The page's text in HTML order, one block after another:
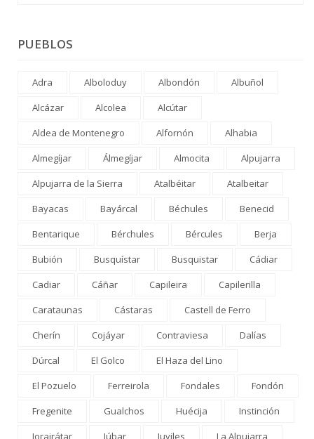
PUEBLOS
Adra Alboloduy Albondón
Albuñol
Alcázar
Alcolea
Alcútar
Aldea de Montenegro
Alfornón
Alhabia
Almegíjar
Álmegíjar Almocita
Alpujarra
Alpujarra de la Sierra
Atalbéitar
Atalbeitar
Bayacas
Bayárcal Béchules
Benecid
Bentarique
Bérchules Bércules
Berja
Bubión
Busquístar Busquistar
Cádiar
Cadiar
Cáñar Capileira
Capilerilla
Carataunas
Cástaras
Castell de Ferro
Cherín
Cojáyar Contraviesa
Dalías
Dúrcal
El Golco
El Haza del Lino
El Pozuelo
Ferreirola Fondales
Fondón
Fregenite
Gualchos Huécija
Instinción
Jorairátar
Júbar Juviles
La Alpujarra